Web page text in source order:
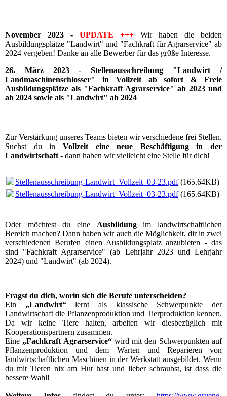
November 2023 - UPDATE +++
Wir haben die beiden
Ausbildungsplätze "Landwirt" und "Fachkraft für Agrarservice" ab
2024 vergeben! Danke an alle Bewerber für das gr0ße Interesse.
26. März 2023 - Stellenausschreibung "Landwirt /
Landmaschinenschlosser" in Vollzeit ab sofort & Freie
Ausbildungsplätze als "Fachkraft Agrarservice" ab 2023 und
ab 2024 sowie als "Landwirt" ab 2024
Zur Verstärkung unseres Teams bieten wir verschiedene frei Stellen.
Suchst du in Vollzeit eine neue Beschäftigung in der
Landwirtschaft - dann haben wir vielleicht eine Stelle für dich!
Stellenausschreibung-Landwirt_Vollzeit_03-23.pdf(165.64KB)
Stellenausschreibung-Landwirt_Vollzeit_03-23.pdf(165.64KB)
Oder möchtest du eine Ausbildungim landwirtschaftlichen
Bereich machen? Dann haben wir auch die Möglichkeit, dir in zwei
verschiedenen Berufen einen Ausbildungsplatz anzubieten - das
sind "Fachkraft Agrarservice" (ab Lehrjahr 2023 und Lehrjahr
2024) und "Landwirt" (ab 2024).
Fragst du dich, worin sich die Berufe unterscheiden?
Ein „Landwirt“lernt als klassische Schwerpunkte der
Landwirtschaft die Pflanzenproduktion und Tierproduktion kennen.
Da wir keine Tiere halten, arbeiten wir diesbezüglich mit
Kooperationspartnern zusammen.
Eine „Fachkraft Agrarservice“wird mit den Schwerpunkten auf
Pflanzenproduktion und dem Warten und Reparieren von
landwirtschaftlichen Maschinen in der Werkstatt ausgebildet. Wenn
du mit Tieren nix am Hut hast und lieber schraubst, ist dass die
bessere Wahl!